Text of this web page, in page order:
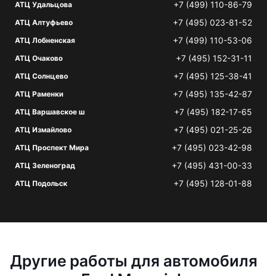
АТЦ Удальцова +7 (499) 110-86-79
АТЦ Алтуфьево +7 (495) 023-81-52
АТЦ Лобненская +7 (499) 110-53-06
АТЦ Очаково +7 (495) 152-31-11
АТЦ Солнцево +7 (495) 125-38-41
АТЦ Раменки +7 (495) 135-42-87
АТЦ Варшавское ш +7 (495) 182-17-65
АТЦ Измайлово +7 (495) 021-25-26
АТЦ Проспект Мира +7 (495) 023-42-98
АТЦ Зеленоград +7 (495) 431-00-33
АТЦ Подольск +7 (495) 128-01-88
Другие работы для автомобиля